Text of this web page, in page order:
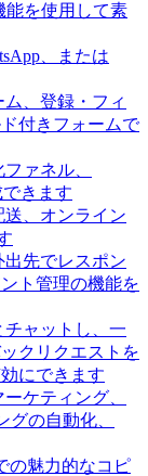
能を使用して素
、または
、登録・フィ
付きフォームで
ァネル、
きます
、オンライン
出先でレスポン
ト管理の機能を
ャットし、一
クリクエストを
にできます
ーケティング、
グの自動化、
の魅力的なコピ